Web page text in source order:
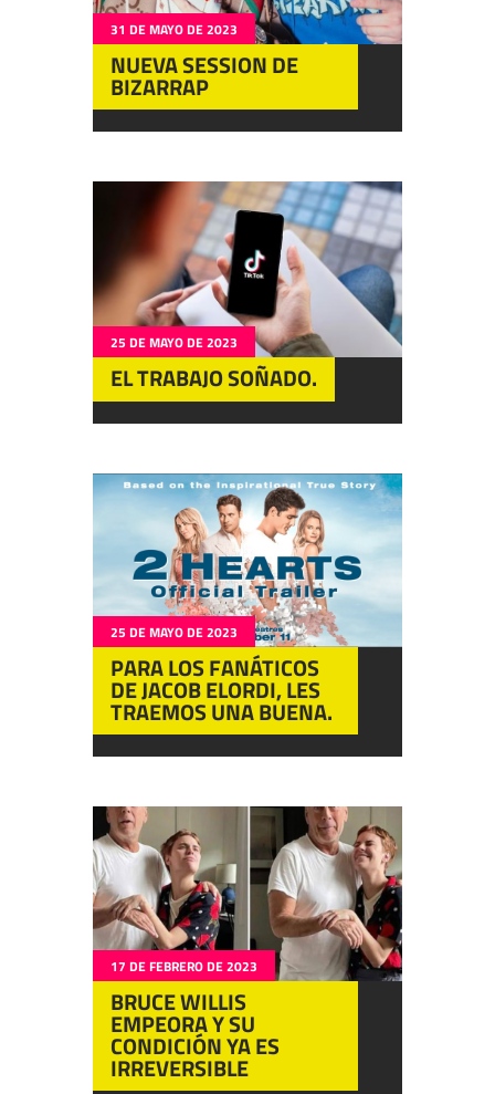
31 DE MAYO DE 2023
NUEVA SESSION DE
BIZARRAP
25 DE MAYO DE 2023
EL TRABAJO SOÑADO.
25 DE MAYO DE 2023
PARA LOS FANÁTICOS
DE JACOB ELORDI, LES
TRAEMOS UNA BUENA.
17 DE FEBRERO DE 2023
BRUCE WILLIS
EMPEORA Y SU
CONDICIÓN YA ES
IRREVERSIBLE